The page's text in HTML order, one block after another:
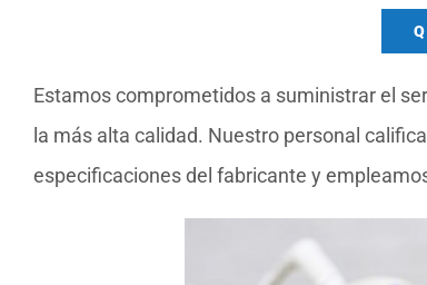
Estamos comprometidos a suministrar el
la más alta calidad. Nuestro personal
especificaciones del fabricante y